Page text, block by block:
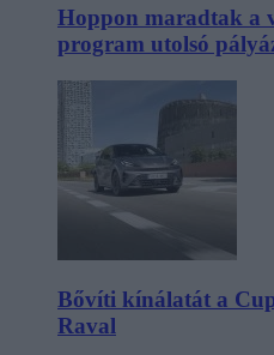
Hoppon maradtak a
program utolsó
Bővíti kínálatát a
Raval